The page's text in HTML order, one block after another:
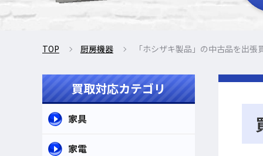
TOP 厨房機器 「ホシザキ製品」の中古品を出張
買取対応カテゴリ
家具
家電